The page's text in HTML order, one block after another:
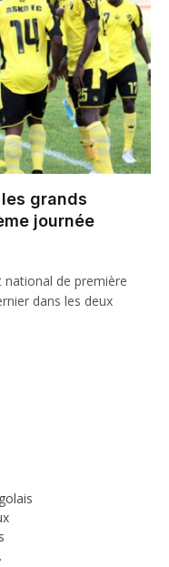
grands
journée
de première
dans les deux